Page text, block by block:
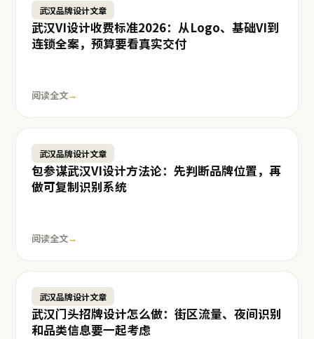
武汉品牌设计文章
武汉VI设计收费标准2026：从Logo、基础VI到
连锁全案，预算要看真实交付
阅读全文→
武汉品牌设计文章
包参谋武汉VI设计方法论：先判断品牌位置，再
做可复制识别系统
阅读全文→
武汉品牌设计文章
武汉门头招牌设计怎么做：街区流量、夜间识别
和品类信息要一起考虑